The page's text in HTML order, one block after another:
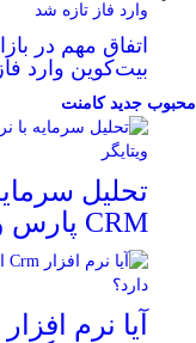
اتفاق مهم در
بیت‌کوین وارد
محبوبجدیدکامنت
تحلیل
CRM پارس ویتایگر